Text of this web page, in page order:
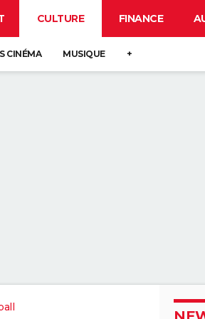
CULTURE FINANCE
CINÉMA MUSIQUE +